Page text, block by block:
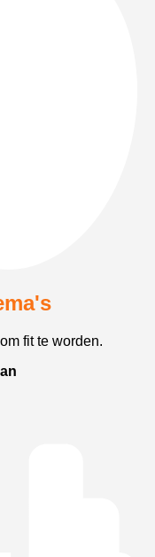
fit te worden.